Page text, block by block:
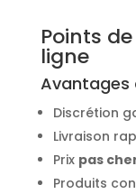
Points
ligne
Avantages
Discrétion
Livraison
Prix pas
Produits